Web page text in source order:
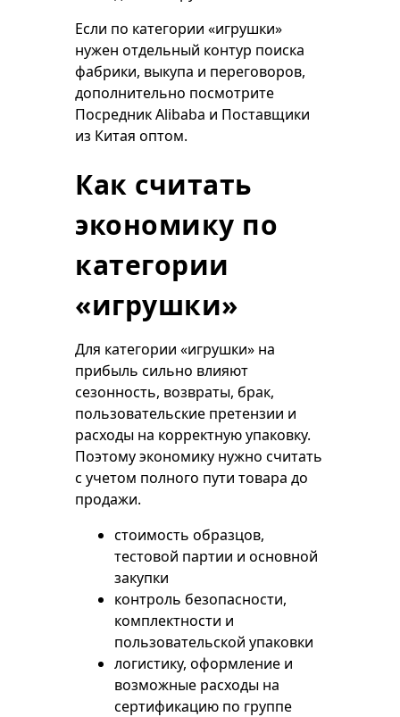
Если по категории «игрушки»
нужен отдельный контур поиска
фабрики, выкупа и переговоров,
дополнительно посмотрите
Посредник Alibaba и Поставщики
из Китая оптом.
Как считать
экономику по
категории
«игрушки»
Для категории «игрушки» на
прибыль сильно влияют
сезонность, возвраты, брак,
пользовательские претензии и
расходы на корректную упаковку.
Поэтому экономику нужно считать
с учетом полного пути товара до
продажи.
стоимость образцов,
тестовой партии и основной
закупки
контроль безопасности,
комплектности и
пользовательской упаковки
логистику, оформление и
возможные расходы на
сертификацию по группе